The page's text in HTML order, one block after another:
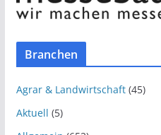
Branchen
Agrar & Landwirtschaft(45)
Aktuell (5)